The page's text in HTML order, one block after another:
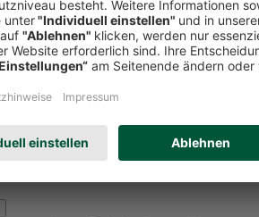
in Unternehmen (Aktien und
bewerten und nicht nur
sich ambitionierte Ziele im
Unternehmen bzw. Projekte
an die Ziele – die von der
dieses Portfolio der DEVK bis 2050
bis 2040 in den Kapitalanlagen
der wir uns in den nächsten
ausschließen?